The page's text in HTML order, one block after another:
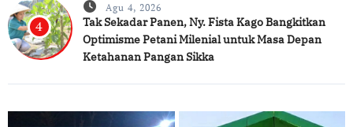
4
Agu 4, 2026
Tak Sekadar Panen, Ny. Fista Kago Bangkitkan
Optimisme Petani Milenial untuk Masa Depan
Ketahanan Pangan Sikka